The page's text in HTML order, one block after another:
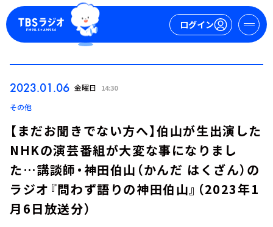
ログイン
2023.01.06 金曜日 14:30
その他
【まだお聞きでない方へ】伯山が生出演した
NHKの演芸番組が大変な事になりまし
た…講談師・神田伯山（かんだ はくざん）の
ラジオ『問わず語りの神田伯山』（2023年1
月6日放送分）